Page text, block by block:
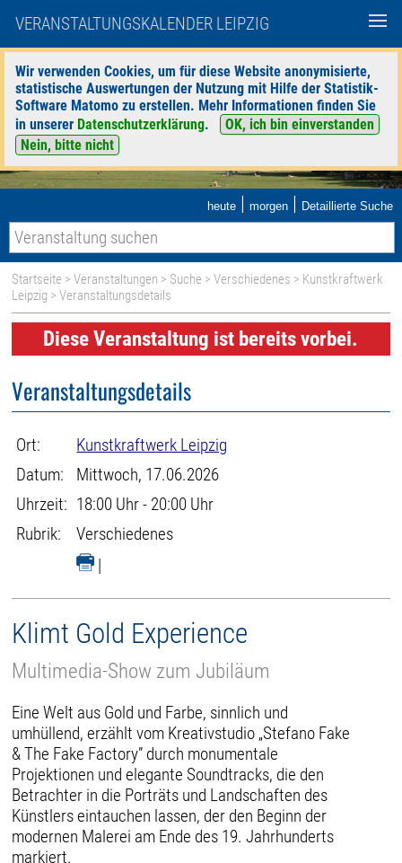
VERANSTALTUNGSKALENDER LEIPZIG
Wir verwenden Cookies, um für diese Website anonymisierte,
statistische Auswertungen der Nutzung mit Hilfe der Statistik-
Software Matomo zu erstellen. Mehr Informationen finden Sie
in unserer Datenschutzerklärung.
OK, ich bin einverstanden
Nein, bitte nicht
heute | morgen | Detaillierte Suche
Startseite >Veranstaltungen > Suche >Verschiedenes > Kunstkraftwerk
Leipzig > Veranstaltungsdetails
Diese Veranstaltung ist bereits vorbei.
Veranstaltungsdetails
Ort:
Kunstkraftwerk Leipzig
Datum:
Mittwoch, 17.06.2026
Uhrzeit: 18:00 Uhr - 20:00 Uhr
Rubrik:
Verschiedenes
|
Klimt Gold Experience
Multimedia-Show zum Jubiläum
Eine Welt aus Gold und Farbe, sinnlich und
umhüllend, erzählt vom Kreativstudio „Stefano Fake
& The Fake Factory” durch monumentale
Projektionen und elegante Soundtracks, die den
Betrachter in die Porträts und Landschaften des
Künstlers eintauchen lassen, der den Beginn der
modernen Malerei am Ende des 19. Jahrhunderts
markiert.